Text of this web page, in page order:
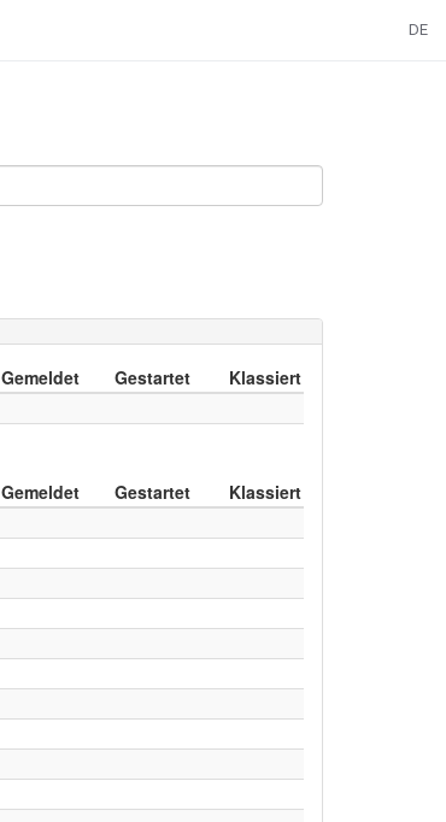
DE
Gemeldet Gestartet
Klassiert
Gemeldet Gestartet
Klassiert